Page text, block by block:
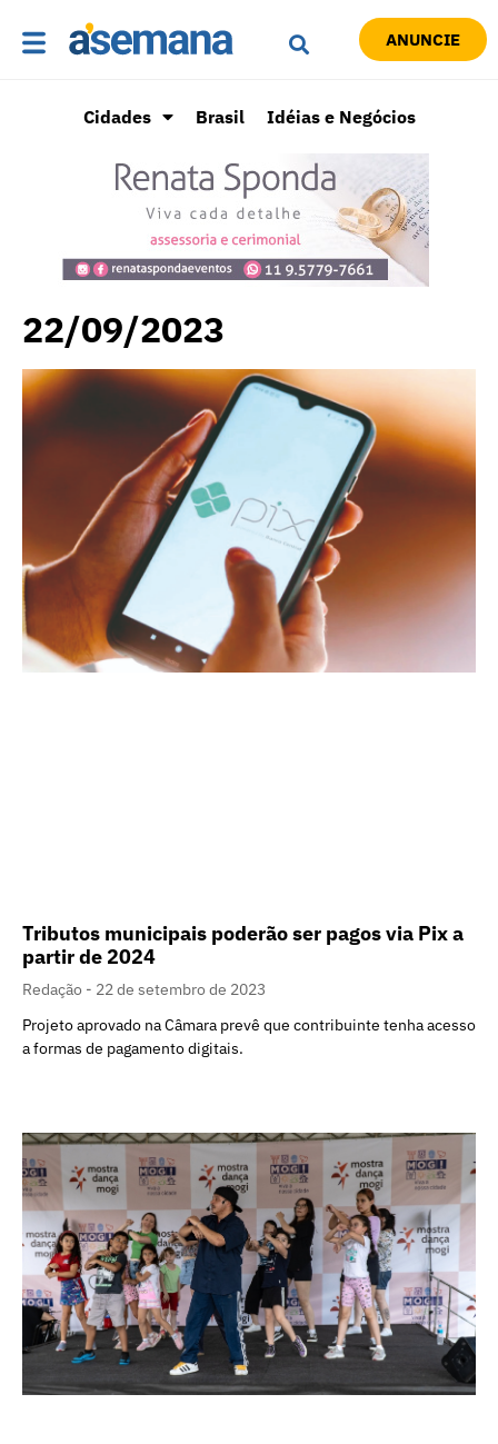
ANUNCIE
Cidades Brasil Idéias e Negócios
22/09/2023
Tributos municipais poderão ser pagos via Pix a
partir de 2024
Redação
22 de setembro de 2023
Projeto aprovado na Câmara prevê que contribuinte tenha acesso
a formas de pagamento digitais.